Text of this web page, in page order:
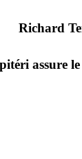
Richard
assure